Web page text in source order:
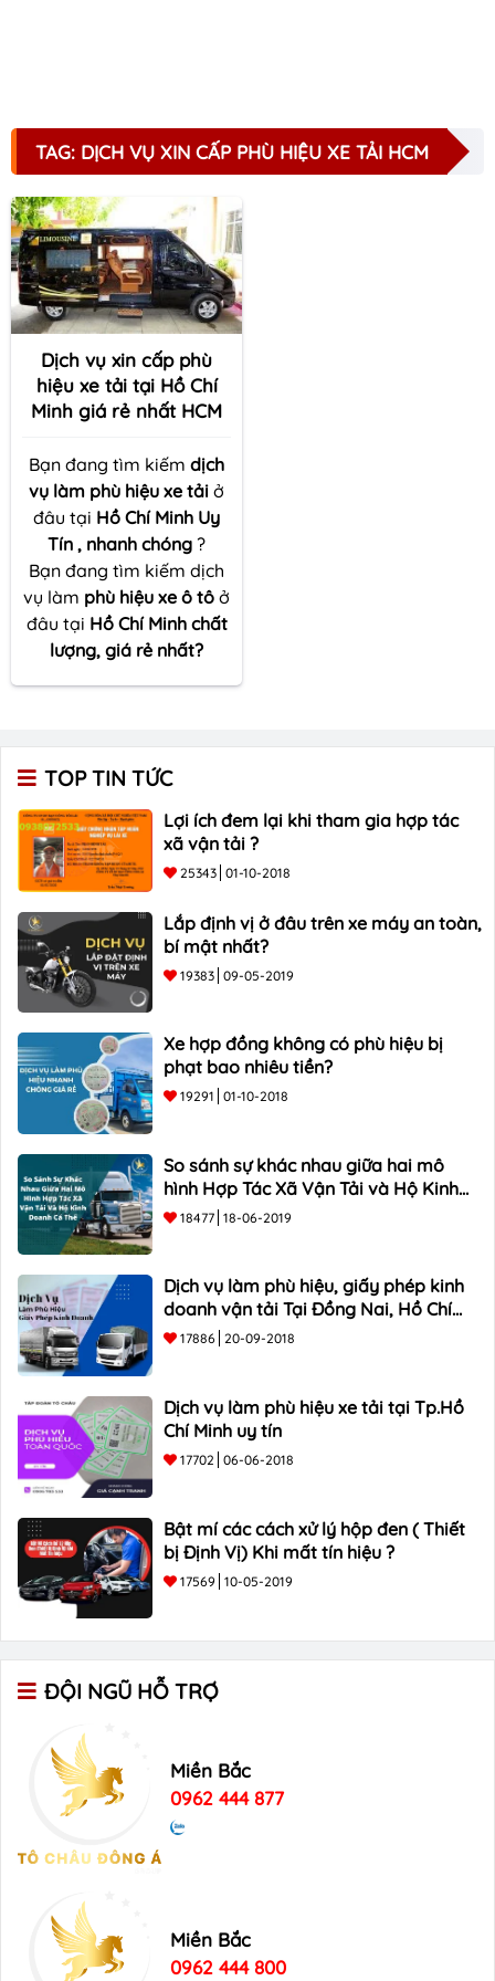
TAG: DỊCH VỤ XIN CẤP PHÙ HIỆU XE TẢI HCM
Dịch vụ xin cấp phù
hiệu xe tải tại Hồ Chí
Minh giá rẻ nhất HCM
Bạn đang tìm kiếm dịch
vụ làm phù hiệu xe tải ở
đâu tại Hồ Chí Minh Uy
Tín , nhanh chóng ?
Bạn đang tìm kiếm dịch
vụ làm phù hiệu xe ô tô ở
đâu tại Hồ Chí Minh chất
lượng, giá rẻ nhất?
TOP TIN TỨC
Lợi ích đem lại khi tham gia hợp tác
xã vận tải ?
25343 01-10-2018
Lắp định vị ở đâu trên xe máy an toàn,
bí mật nhất?
19383 09-05-2019
Xe hợp đồng không có phù hiệu bị
phạt bao nhiêu tiền?
19291 01-10-2018
So sánh sự khác nhau giữa hai mô
hình Hợp Tác Xã Vận Tải và Hộ Kinh
Doanh Cá Thể
18477 18-06-2019
Dịch vụ làm phù hiệu, giấy phép kinh
doanh vận tải Tại Đồng Nai, Hồ Chí
Minh
17886 20-09-2018
Dịch vụ làm phù hiệu xe tải tại Tp.Hồ
Chí Minh uy tín
17702 06-06-2018
Bật mí các cách xử lý hộp đen ( Thiết
bị Định Vị) Khi mất tín hiệu ?
17569 10-05-2019
ĐỘI NGŨ HỖ TRỢ
Miền Bắc
0962 444 877
Miền Bắc
0962 444 800